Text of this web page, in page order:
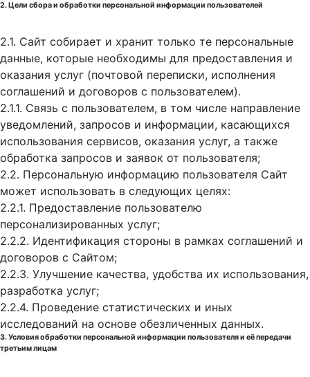
2. Цели сбора и обработки персональной информации пользователей
2.1. Сайт собирает и хранит только те персональные
данные, которые необходимы для предоставления и
оказания услуг (почтовой переписки, исполнения
соглашений и договоров с пользователем).
2.1.1. Связь с пользователем, в том числе направление
уведомлений, запросов и информации, касающихся
использования сервисов, оказания услуг, а также
обработка запросов и заявок от пользователя;
2.2. Персональную информацию пользователя Сайт
может использовать в следующих целях:
2.2.1. Предоставление пользователю
персонализированных услуг;
2.2.2. Идентификация стороны в рамках соглашений и
договоров с Сайтом;
2.2.3. Улучшение качества, удобства их использования,
разработка услуг;
2.2.4. Проведение статистических и иных
исследований на основе обезличенных данных.
3. Условия обработки персональной информации пользователя и её передачи
третьим лицам